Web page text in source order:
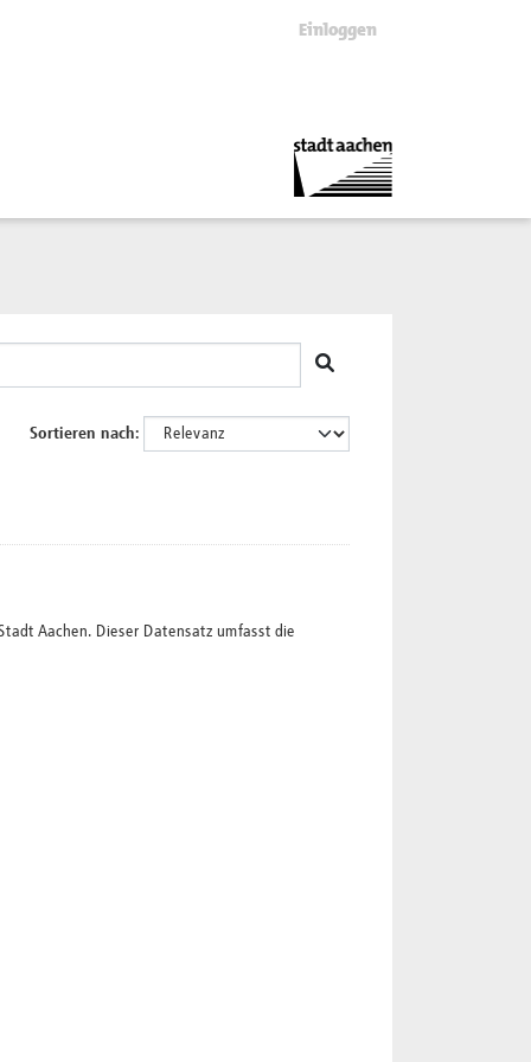
Einloggen
Sortieren nach
Aachen. Dieser Datensatz umfasst die